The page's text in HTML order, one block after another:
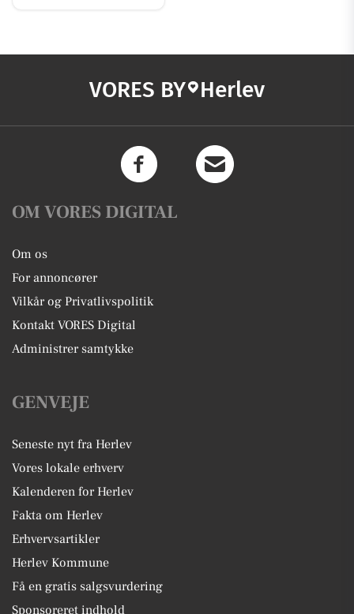
VORES BY Herlev
OM VORES DIGITAL
Om os
For annoncører
Vilkår og Privatlivspolitik
Kontakt VORES Digital
Administrer samtykke
GENVEJE
Seneste nyt fra Herlev
Vores lokale erhverv
Kalenderen for Herlev
Fakta om Herlev
Erhvervsartikler
Herlev Kommune
Få en gratis salgsvurdering
Sponsoreret indhold